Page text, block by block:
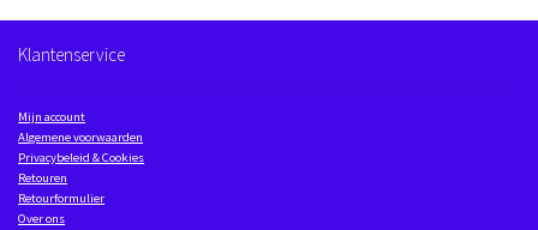
Klantenservice
Mijn account
Algemene voorwaarden
Privacybeleid & Cookies
Retouren
Retourformulier
Over ons